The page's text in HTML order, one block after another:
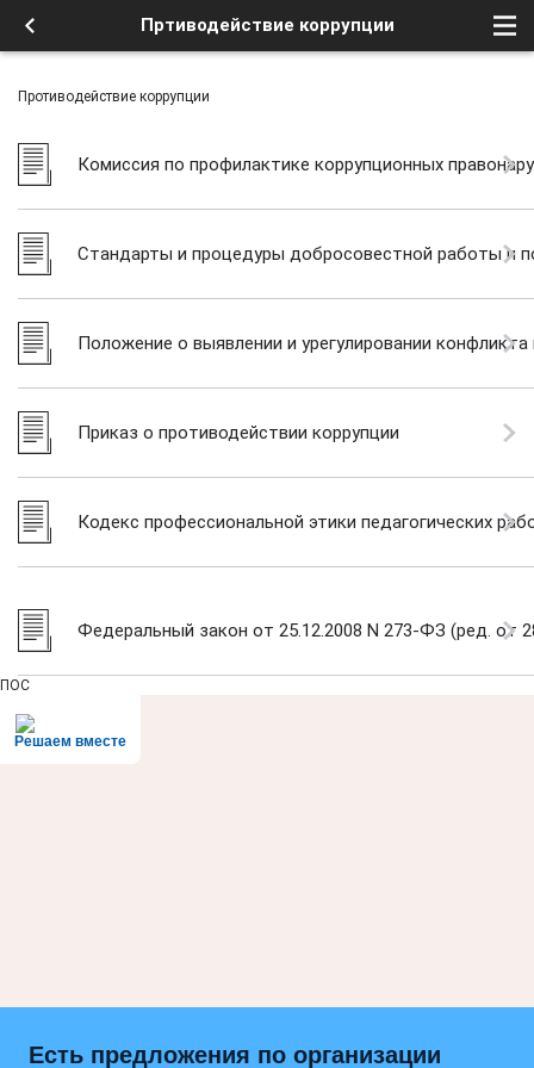
Пртиводействие коррупции
Противодействие коррупции
Комиссия по профилактике коррупционных
Стандарты и процедуры добросовестной работы
Положение о выявлении и урегулировании
Приказ о противодействии коррупции
Кодекс профессиональной этики педагогических
Федеральный закон от 25.12.2008 N 273-ФЗ (ред. от
ПОС
Решаем вместе
Есть предложения по организации